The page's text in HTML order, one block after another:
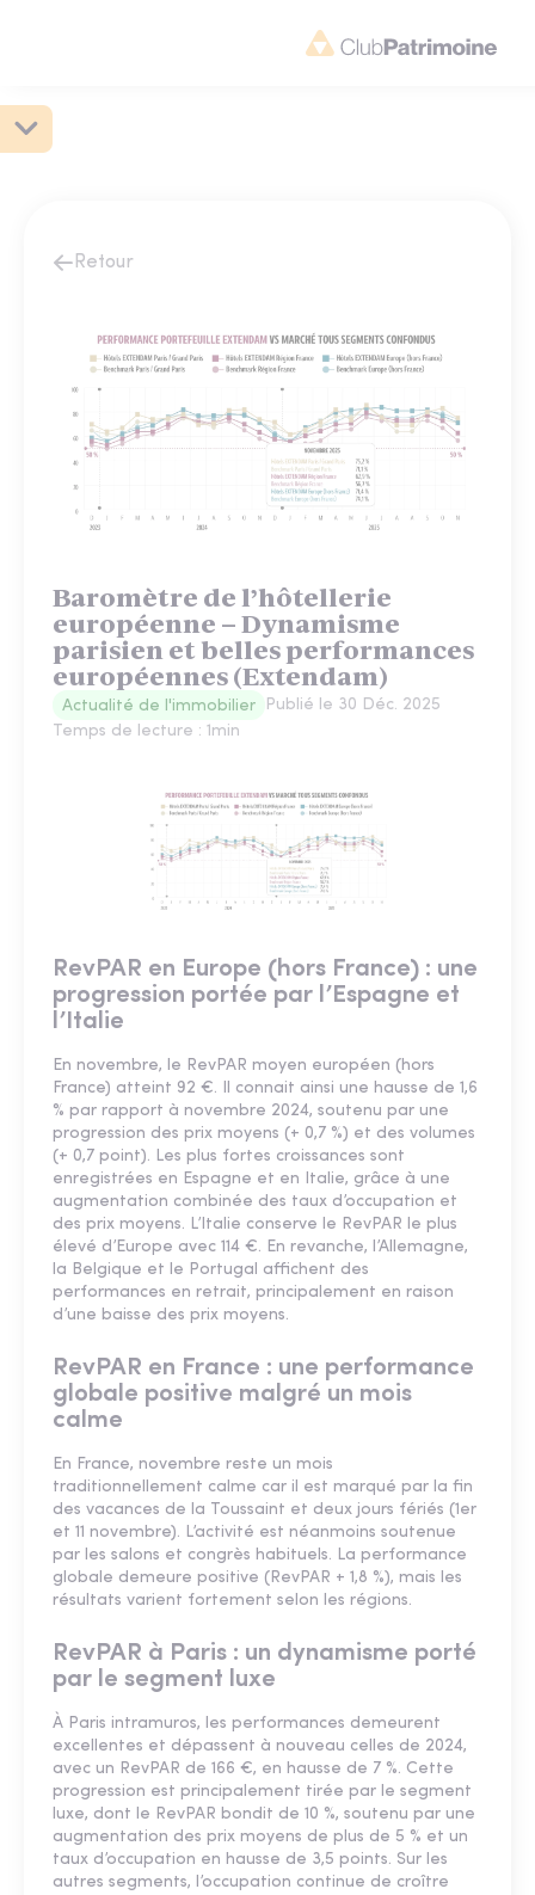
Retour
Baromètre de l’hôtellerie
européenne – Dynamisme
parisien et belles performances
européennes (Extendam)
Actualité de l'immobilier Publié le 30 Déc. 2025
Temps de lecture : 1min
RevPAR en Europe (hors France) : une
progression portée par l’Espagne et
l’Italie
En novembre, le RevPAR moyen européen (hors
France) atteint 92 €. Il connait ainsi une hausse de 1,6
% par rapport à novembre 2024, soutenu par une
progression des prix moyens (+ 0,7 %) et des volumes
(+ 0,7 point). Les plus fortes croissances sont
enregistrées en Espagne et en Italie, grâce à une
augmentation combinée des taux d’occupation et
des prix moyens. L’Italie conserve le RevPAR le plus
élevé d’Europe avec 114 €. En revanche, l’Allemagne,
la Belgique et le Portugal affichent des
performances en retrait, principalement en raison
d’une baisse des prix moyens.
RevPAR en France : une performance
globale positive malgré un mois
calme
En France, novembre reste un mois
traditionnellement calme car il est marqué par la fin
des vacances de la Toussaint et deux jours fériés (1er
et 11 novembre). L’activité est néanmoins soutenue
par les salons et congrès habituels. La performance
globale demeure positive (RevPAR + 1,8 %), mais les
résultats varient fortement selon les régions.
RevPAR à Paris : un dynamisme porté
par le segment luxe
À Paris intramuros, les performances demeurent
excellentes et dépassent à nouveau celles de 2024,
avec un RevPAR de 166 €, en hausse de 7 %. Cette
progression est principalement tirée par le segment
luxe, dont le RevPAR bondit de 10 %, soutenu par une
augmentation des prix moyens de plus de 5 % et un
taux d’occupation en hausse de 3,5 points. Sur les
autres segments, l’occupation continue de croître